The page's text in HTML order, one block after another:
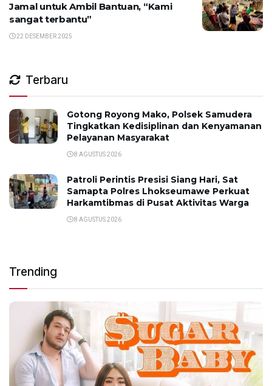
Jamal untuk Ambil Bantuan, “Kami
sangat terbantu”
22 DESEMBER 2025
Terbaru
Gotong Royong Mako, Polsek Samudera
Tingkatkan Kedisiplinan dan Kenyamanan
Pelayanan Masyarakat
8 AGUSTUS 2026
Patroli Perintis Presisi Siang Hari, Sat
Samapta Polres Lhokseumawe Perkuat
Harkamtibmas di Pusat Aktivitas Warga
8 AGUSTUS 2026
Trending